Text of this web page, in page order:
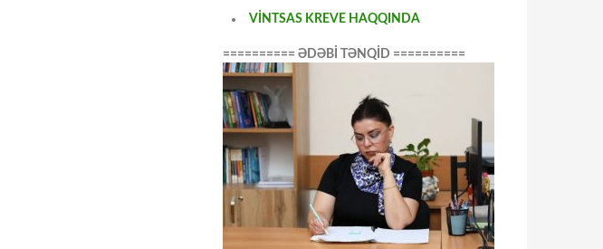
VİNTSAS KREVE HAQQINDA
========== ƏDƏBİ TƏNQİD ==========